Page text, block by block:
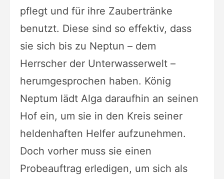
pflegt und für ihre Zaubertränke
benutzt. Diese sind so effektiv, dass
sie sich bis zu Neptun – dem
Herrscher der Unterwasserwelt –
herumgesprochen haben. König
Neptum lädt Alga daraufhin an seinen
Hof ein, um sie in den Kreis seiner
heldenhaften Helfer aufzunehmen.
Doch vorher muss sie einen
Probeauftrag erledigen, um sich als